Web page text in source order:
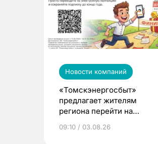
Новости компаний
«Томскэнергосбыт»
предлагает жителям
региона перейти на
выиграть призы
09:10 / 03.08.26